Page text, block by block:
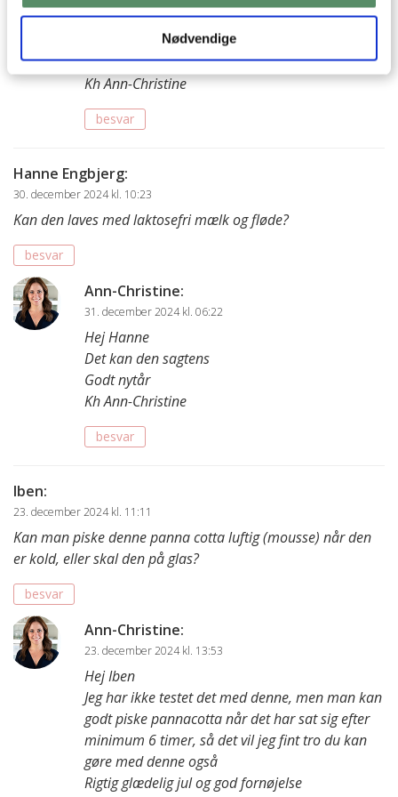
Nødvendige
Hej Mette Lykke
Jeg mener glassene rummer omkring 160 ml
God fornøjelse
Kh Ann-Christine
besvar
Hanne Engbjerg:
30. december 2024 kl. 10:23
Kan den laves med laktosefri mælk og fløde?
besvar
Ann-Christine:
31. december 2024 kl. 06:22
Hej Hanne
Det kan den sagtens
Godt nytår
Kh Ann-Christine
besvar
Iben:
23. december 2024 kl. 11:11
Kan man piske denne panna cotta luftig (mousse) når den
er kold, eller skal den på glas?
besvar
Ann-Christine:
23. december 2024 kl. 13:53
Hej Iben
Jeg har ikke testet det med denne, men man kan
godt piske pannacotta når det har sat sig efter
minimum 6 timer, så det vil jeg fint tro du kan
gøre med denne også
Rigtig glædelig jul og god fornøjelse